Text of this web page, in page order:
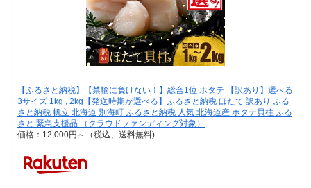
【ふるさと納税】【禁輸に負けない！】総合1位 ホタテ 【訳あり】選べる
3サイズ 1kg , 2kg【発送時期が選べる】ふるさと納税 ほたて 訳あり ふる
さと納税 帆立 北海道 別海町 ふるさと納税 人気 北海道産 ホタテ貝柱 ふる
さと 緊急支援品 （クラウドファンディング対象）
価格：12,000円～（税込、送料無料)